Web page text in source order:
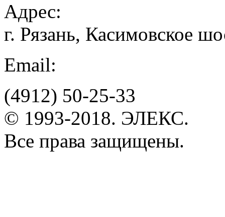
Адрес:
г. Рязань, Касимовское
Email:
(4912) 50-25-33
© 1993-2018. ЭЛЕКС.
Все права защищены.